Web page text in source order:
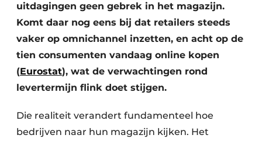
uitdagingen geen gebrek in het magazijn.
Komt daar nog eens bij dat retailers steeds
vaker op omnichannel inzetten, en acht op de
tien consumenten vandaag online kopen
(Eurostat), wat de verwachtingen rond
levertermijn flink doet stijgen.
Die realiteit verandert fundamenteel hoe
bedrijven naar hun magazijn kijken. Het